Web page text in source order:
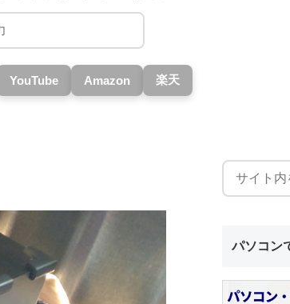
YouTube Amazon 楽天
パソコン